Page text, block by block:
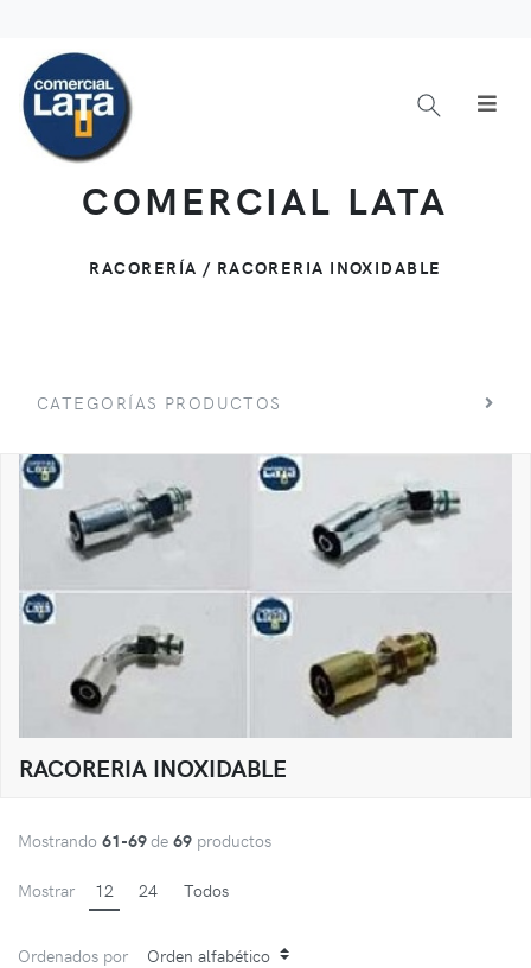
COMERCIAL LATA
RACORERÍA / RACORERIA INOXIDABLE
CATEGORÍAS PRODUCTOS
RACORERIA INOXIDABLE
Mostrando 61-69de 69 productos
Mostrar 12 24 Todos
Ordenados por